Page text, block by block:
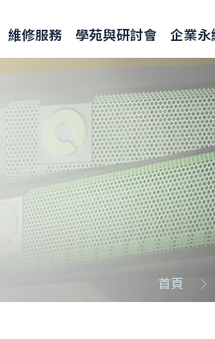
維修服務 學苑與研討會 企業永
首頁